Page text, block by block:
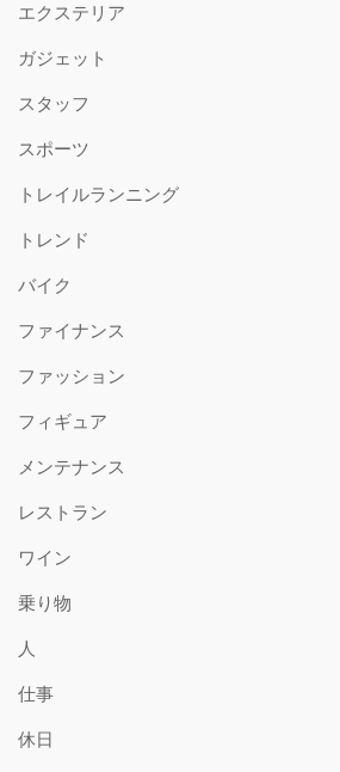
エクステリア
ガジェット
スタッフ
スポーツ
トレイルランニング
トレンド
バイク
ファイナンス
ファッション
フィギュア
メンテナンス
レストラン
ワイン
乗り物
人
仕事
休日